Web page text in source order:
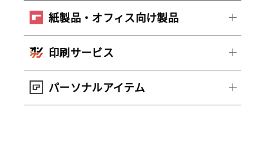
紙製品・オフィス向け製品
印刷サービス
パーソナルアイテム